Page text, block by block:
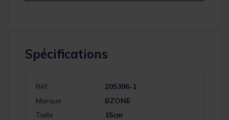
Spécifications
Réf.
205396-1
Marque
BZONE
Taille
15cm